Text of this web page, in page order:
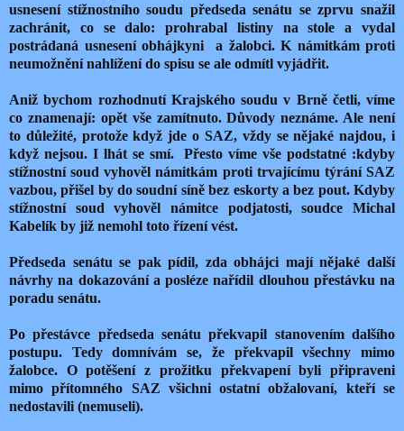
usnesení stížnostního soudu předseda senátu se zprvu snažil
zachránit, co se dalo: prohrabal listiny na stole a vydal
postrádaná usnesení obhájkyni
a žalobci. K námitkám proti
neumožnění nahlížení do spisu se ale odmítl vyjádřit.
Aniž bychom rozhodnutí Krajského soudu v Brně četli, víme
co znamenají: opět vše zamítnuto. Důvody neznáme. Ale není
to důležité, protože když jde o SAZ, vždy se nějaké najdou, i
když nejsou. I lhát se smí.
Přesto víme vše podstatné :kdyby
stížnostní soud vyhověl námitkám proti trvajícímu týrání SAZ
vazbou, přišel by do soudní síně bez eskorty a bez pout. Kdyby
stížnostní soud vyhověl námitce podjatosti, soudce Michal
Kabelík by již nemohl toto řízení vést.
Předseda senátu se pak pídil, zda obhájci mají nějaké další
návrhy na dokazování a posléze nařídil dlouhou přestávku na
poradu senátu.
Po přestávce předseda senátu překvapil stanovením dalšího
postupu. Tedy domnívám se, že překvapil všechny mimo
žalobce. O potěšení z prožitku překvapení byli připraveni
mimo přítomného SAZ všichni ostatní obžalovaní, kteří se
nedostavili (nemuseli).